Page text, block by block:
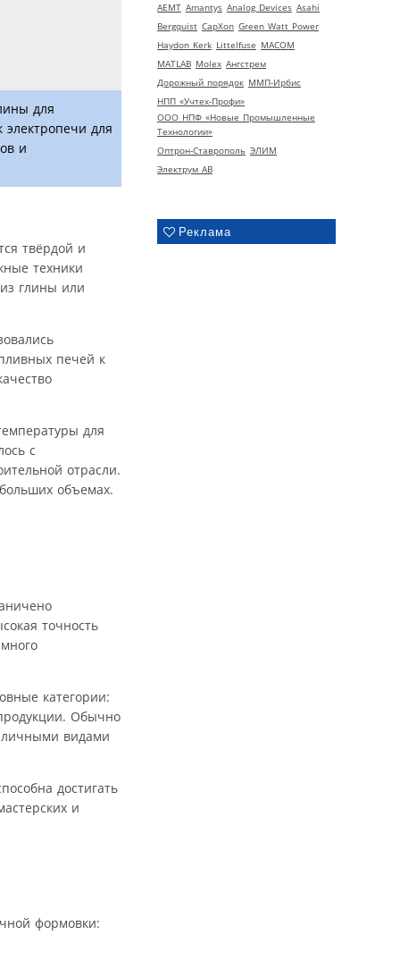
AEMT Amantys Analog Devices Asahi
Bergquist CapXon Green Watt Power
Haydon Kerk Littelfuse MACOM
MATLAB Molex Ангстрем
Дорожный порядок ММП-Ирбис
НПП «Учтех-Профи»
ООО НПФ «Новые Промышленные
Технологии»
Оптрон-Ставрополь ЭЛИМ
Электрум АВ
Реклама
для
для
и
твёрдой и
техники
глины или
печей к
для
с
отрасли.
объемах.
точность
категории:
Обычно
видами
достигать
и
формовки: